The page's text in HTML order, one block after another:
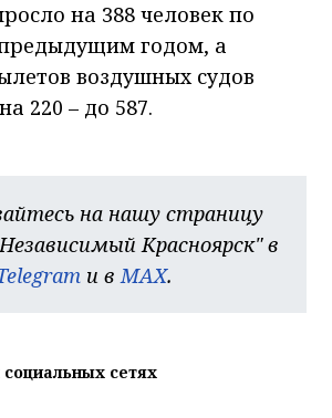
на 388 человек по
годом, а
воздушных судов
220 – до 587.
на нашу страницу
Красноярск" в
и вMAX.
сетях